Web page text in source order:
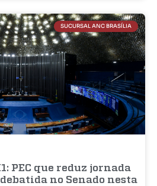
SUCURSAL ANC BRASÍLIA
PEC que reduz jornada
no Senado nesta